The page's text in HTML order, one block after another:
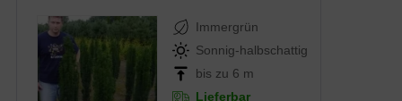
Immergrün
Sonnig-halbschattig
bis zu 6 m
Lieferbar